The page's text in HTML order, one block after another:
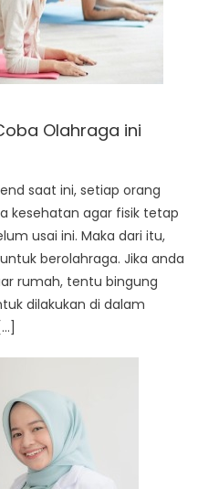
Olahraga ini
saat ini, setiap orang
kesehatan agar fisik tetap
usai ini. Maka dari itu,
berolahraga. Jika anda
rumah, tentu bingung
dilakukan di dalam